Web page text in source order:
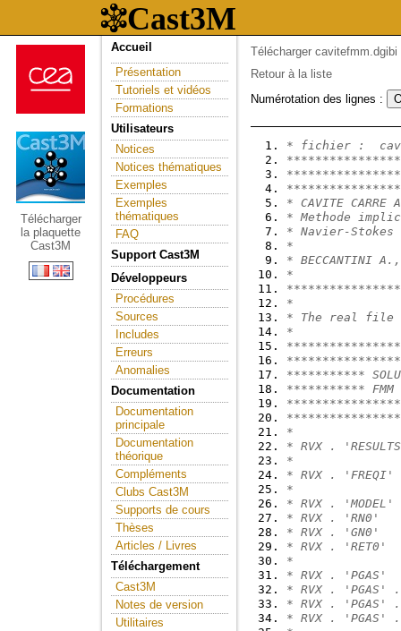
Télécharger
la plaquette
Cast3M
Accueil
Présentation
Tutoriels et vidéos
Formations
Utilisateurs
Notices
Notices thématiques
Exemples
Exemples
thématiques
FAQ
Support Cast3M
Développeurs
Procédures
Sources
Includes
Erreurs
Anomalies
Documentation
Documentation
principale
Documentation
théorique
Compléments
Clubs Cast3M
Supports de cours
Thèses
Articles / Livres
Téléchargement
Cast3M
Notes de version
Utilitaires
Télécharger cavitefmm.dgibi
Retour à la liste
Numérotation des lignes :
* fichier :
* CAVITE
* Methode
* Navier-
*
*
*
*
* The real file
*
***********
***********
*
* RVX .
*
* RVX .
*
* RVX .
* RVX .
* RVX .
* RVX .
*
* RVX .
* RVX . 'PGAS'
* RVX .
* RVX . 'PGAS'